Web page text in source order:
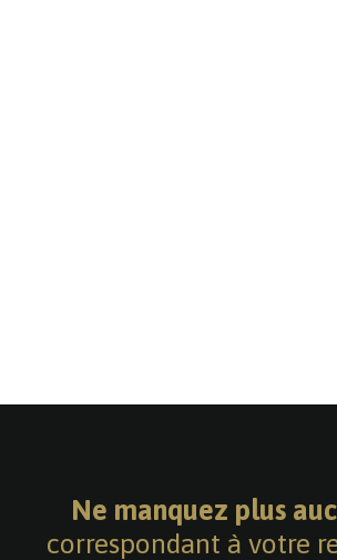
Ne manquez plus
correspondant à votre